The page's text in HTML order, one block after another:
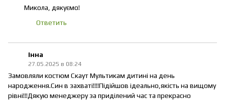
Микола, дякуємо!
Ответить
Інна
27.05.2025 в 08:24
Замовляли костюм Скаут Мультикам дитині на день
народження.Син в захваті!!!!Підійшов ідеально,якість на вищому
рівні!!!Дякую менеджеру за приділений час та прекрасно